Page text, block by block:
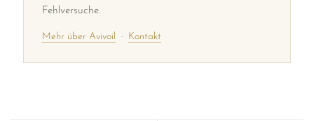
Fehlversuche.
Mehr über Avivoil · Kontakt